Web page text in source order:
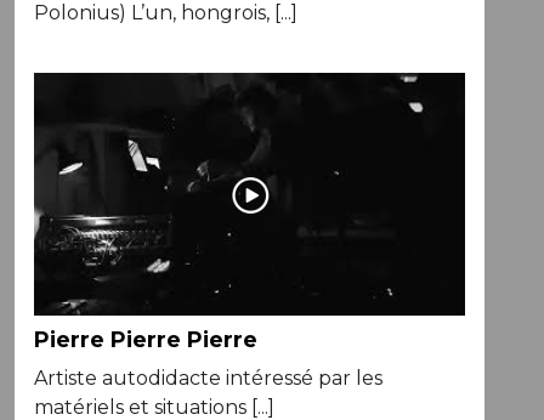
Polonius) L’un, hongrois, [...]
Pierre Pierre Pierre
Artiste autodidacte intéressé par les
matériels et situations [...]